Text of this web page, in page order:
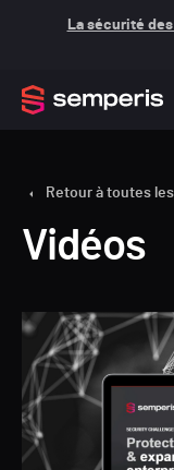
La sécurité
Retour à toutes
Vidéos